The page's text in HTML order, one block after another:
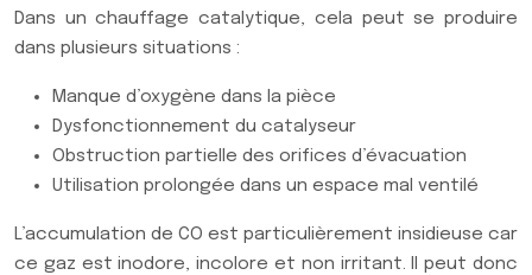
Dans un chauffage catalytique, cela peut se produire
dans plusieurs situations :
Manque d’oxygène dans la pièce
Dysfonctionnement du catalyseur
Obstruction partielle des orifices d’évacuation
Utilisation prolongée dans un espace mal ventilé
L’accumulation de CO est particulièrement insidieuse car
ce gaz est inodore, incolore et non irritant. Il peut donc